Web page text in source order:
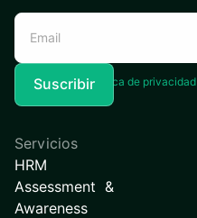
Acepto laPolítica de privacidad
Servicios
HRM
Assessment &
Awareness